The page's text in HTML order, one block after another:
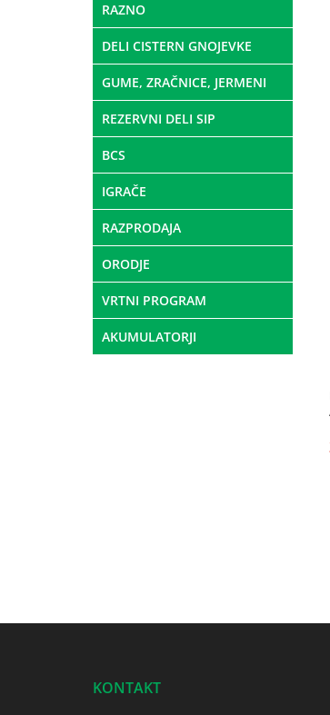
RAZNO
DELI CISTERN GNOJEVKE
GUME, ZRAČNICE, JERMENI
REZERVNI DELI SIP
BCS
IGRAČE
RAZPRODAJA
ORODJE
VRTNI PROGRAM
AKUMULATORJI
KONTAKT